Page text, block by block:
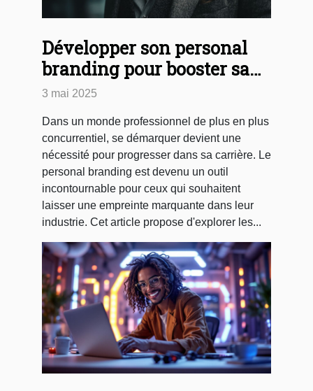
Développer son personal
branding pour booster sa
carrière Les clés pour se
faire remarquer dans son
industrie
3 mai 2025
Dans un monde professionnel de plus en plus
concurrentiel, se démarquer devient une
nécessité pour progresser dans sa carrière. Le
personal branding est devenu un outil
incontournable pour ceux qui souhaitent
laisser une empreinte marquante dans leur
industrie. Cet article propose d'explorer les...